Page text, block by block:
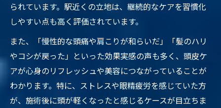
られています。駅近くの立地は、継続的なケアを習慣化
しやすい点も高く評価されています。
また、「慢性的な頭痛や肩こりが和らいだ」「髪のハリ
やコシが戻った」といった効果実感の声も多く、頭皮ケ
アが心身のリフレッシュや美容につながっていることが
わかります。特に、ストレスや眼精疲労を感じていた方
が、施術後に頭が軽くなったと感じるケースが目立ちま